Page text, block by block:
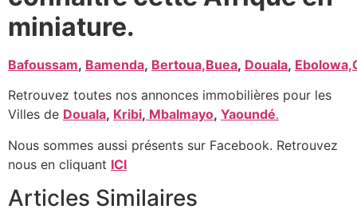
miniature.
Bafoussam, Bamenda, Bertoua,Buea, Douala, Ebolowa,
Retrouvez toutes nos annonces immobilières pour les
Villes de Douala, Kribi, Mbalmayo, Yaoundé.
Nous sommes aussi présents sur Facebook. Retrouvez
nous en cliquant ICI
Articles Similaires